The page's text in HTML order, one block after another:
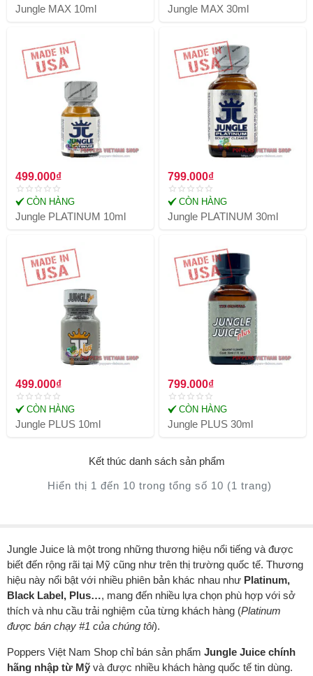
Jungle Juice là một trong những thương hiệu nổi tiếng và được
biết đến rộng rãi tại Mỹ cũng như trên thị trường quốc tế. Thương
hiệu này nổi bật với nhiều phiên bản khác nhau như Platinum,
Black Label, Plus…, mang đến nhiều lựa chọn phù hợp với sở
thích và nhu cầu trải nghiệm của từng khách hàng (Platinum
được bán chạy #1 của chúng tôi).
Poppers Việt Nam Shop chỉ bán sản phẩm Jungle Juice chính
hãng nhập từ Mỹ và được nhiều khách hàng quốc tế tin dùng.
Jungle MAX 10ml Jungle MAX 30ml
CÒN HÀNG
Jungle PLATINUM 10ml
499.000₫
CÒN HÀNG
Jungle PLATINUM 30ml
799.000₫
CÒN HÀNG
Jungle PLUS 10ml
499.000₫
CÒN HÀNG
Jungle PLUS 30ml
799.000₫
Kết thúc danh sách sản phẩm
Hiển thị 1 đến 10 trong tổng số 10 (1 trang)